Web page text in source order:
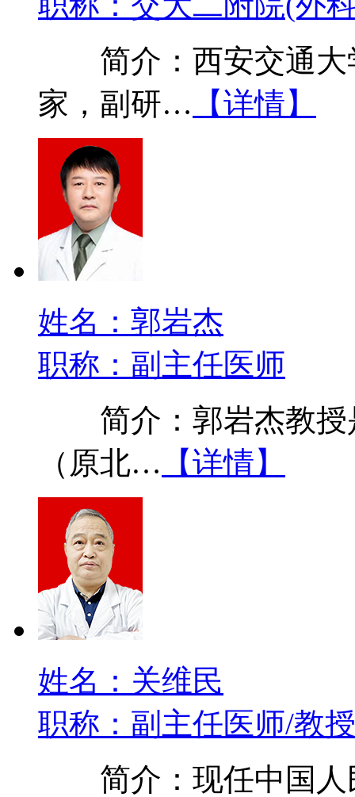
简介：西安交通大
家，副研… 【详情】
姓名：郭岩杰
职称：副主任医师
简介：郭岩杰教授
（原北… 【详情】
姓名：关维民
职称：副主任医师/教授
简介：现任中国人